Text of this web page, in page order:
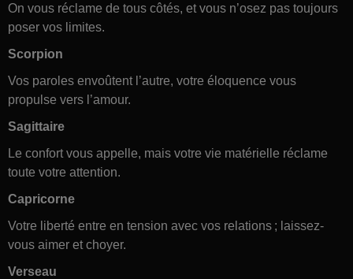
On vous réclame de tous côtés, et vous n’osez pas toujours
poser vos limites.
Scorpion
Vos paroles envoûtent l’autre, votre éloquence vous
propulse vers l’amour.
Sagittaire
Le confort vous appelle, mais votre vie matérielle réclame
toute votre attention.
Capricorne
Votre liberté entre en tension avec vos relations ; laissez-
vous aimer et choyer.
Verseau